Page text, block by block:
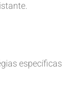
específicas